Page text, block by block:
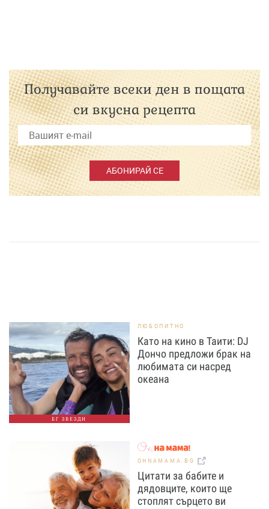
Получавайте всеки ден в пощата
си вкусна рецепта
АБОНИРАЙ СЕ
БГ ЗВЕЗДИ
ЛЮБОПИТНО
Като на кино в Таити: DJ
Дончо предложи брак на
любимата си насред
океана
OHNAMAMA.BG
Цитати за бабите и
дядовците, които ще
стоплят сърцето ви